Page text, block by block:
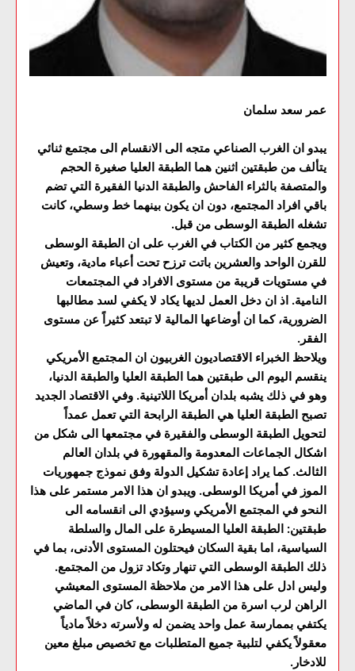
عمر سعد سلمان
يبدو ان الغرب الصناعي متجه الى الانقسام الى مجتمع ثنائي
يتألف من طبقتين اثنين هما الطبقة العليا صغيرة الحجم
والمتصفة بالثراء الفاحش والطبقة الدنيا الفقيرة التي تضم
باقي افراد المجتمع، دون ان يكون بينهما خط وسطي، كانت
تشغله الطبقة الوسطى من قبل.
ويجمع كثير من الكتاب في الغرب على ان الطبقة الوسطى
للقرن الواحد والعشرين باتت ترزح تحت أعباء مادية، وتعيش
في مستويات قريبة من مستوى الافراد في المجتمعات
النامية. اذ ان دخل العمل لديها يكاد لا يكفي لسد مطالبها
الضرورية، كما ان أوضاعها المالية لا تبتعد كثيراً عن مستوى
الفقر.
ويلاحظ الخبراء الاقتصاديون الغربيون ان المجتمع الأمريكي
ينقسم اليوم الى طبقتين هما الطبقة العليا والطبقة الدنيا،
وهو في ذلك يشبه بلدان أمريكا اللاتينية. وفي الاقتصاد الجديد
تصبح الطبقة العليا هي الطبقة الرابحة التي تعمل عمداً
لتحويل الطبقة الوسطى والفقيرة في مجتمعها الى شكل من
اشكال الجماعات المعدومة والمقهورة في بلدان العالم
الثالث. كما يراد إعادة تشكيل الدولة وفق نموذج جمهوريات
الموز في أمريكا الوسطى. ويبدو ان هذا الامر مستمر على هذا
النحو في المجتمع الأمريكي وسيؤدي الى انقسامه الى
طبقتين: الطبقة العليا المسيطرة على المال والسلطة
السياسية، اما بقية السكان فيحتلون المستوى الأدنى، بما في
ذلك الطبقة الوسطى التي تنهار وتكاد تزول من المجتمع.
وليس ادل على هذا الامر من ملاحظة المستوى المعيشي
الراهن لرب اسرة من الطبقة الوسطى، كان في الماضي
يكتفي بممارسة عمل واحد يضمن له ولأسرته دخلاً مادياً
معقولاً يكفي لتلبية جميع المتطلبات مع تخصيص مبلغ معين
للادخار.